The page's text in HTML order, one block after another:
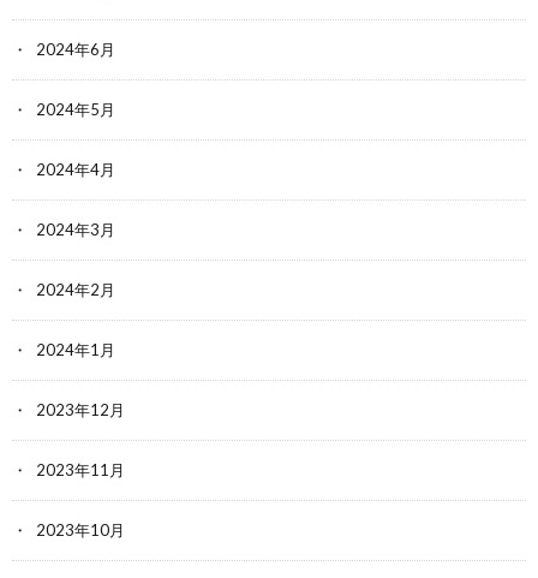
2024年6月
2024年5月
2024年4月
2024年3月
2024年2月
2024年1月
2023年12月
2023年11月
2023年10月